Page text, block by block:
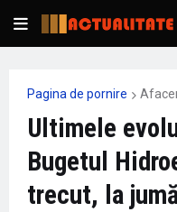
Pagina de pornire
Ultimele
Bugetul
trecut, la